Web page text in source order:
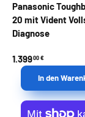
Panasonic
20 mit Vident
Diagnose
1.39900 €
In den